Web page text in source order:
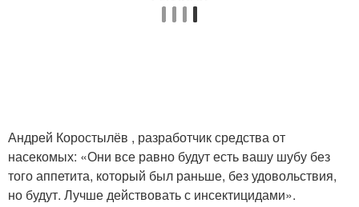
Андрей Коростылёв , разработчик средства от
насекомых: «Они все равно будут есть вашу шубу без
того аппетита, который был раньше, без удовольствия,
но будут. Лучше действовать с инсектицидами».